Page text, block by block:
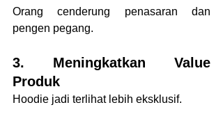
Orang cenderung penasaran dan
pengen pegang.
3. Meningkatkan Value
Produk
Hoodie jadi terlihat lebih eksklusif.